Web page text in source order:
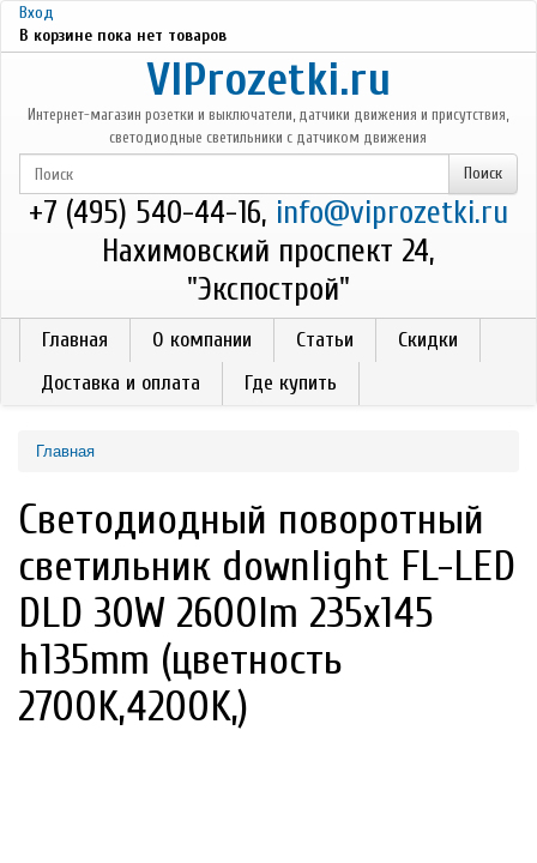
Перейти к основному содержанию
Вход
В корзине пока нет товаров
VIProzetki.ru
Интернет-магазин розетки и выключатели, датчики движения и присутствия,
светодиодные светильники с датчиком движения
+7 (495) 540-44-16, info@viprozetki.ru
Нахимовский проспект 24,
"Экспострой"
Главная О компании Статьи
Скидки
Доставка и оплата
Где купить
Главная
Светодиодный поворотный
светильник downlight FL-LED
DLD 30W 2600lm 235x145
h135mm (цветность
2700K,4200K,)